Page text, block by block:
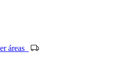
áreas